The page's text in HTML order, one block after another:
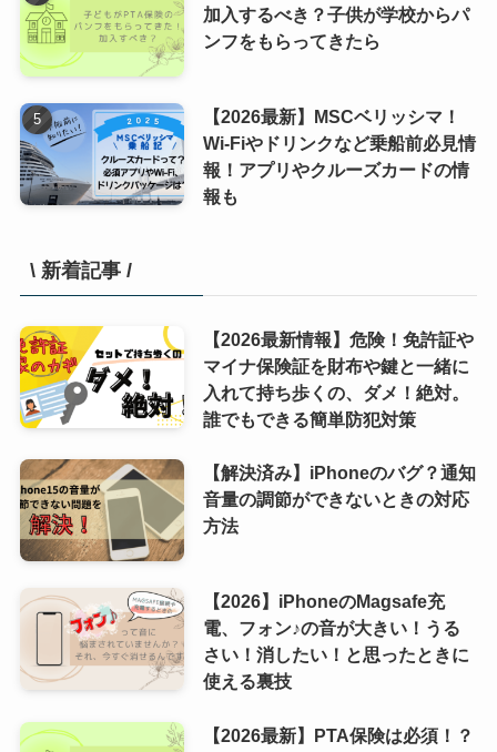
加入するべき？子供が学校からパ
ンフをもらってきたら
【2026最新】MSCベリッシマ！
Wi-Fiやドリンクなど乗船前必見情
報！アプリやクルーズカードの情
報も
\ 新着記事 /
【2026最新情報】危険！免許証や
マイナ保険証を財布や鍵と一緒に
入れて持ち歩くの、ダメ！絶対。
誰でもできる簡単防犯対策
【解決済み】iPhoneのバグ？通知
音量の調節ができないときの対応
方法
【2026】iPhoneのMagsafe充
電、フォン♪の音が大きい！うる
さい！消したい！と思ったときに
使える裏技
【2026最新】PTA保険は必須！？